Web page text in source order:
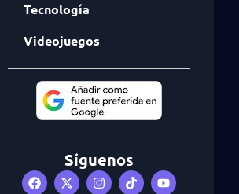
Tecnología
Videojuegos
Síguenos